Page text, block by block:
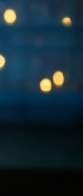
Solana
Ver